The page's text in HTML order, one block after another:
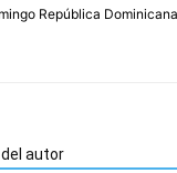
República
autor